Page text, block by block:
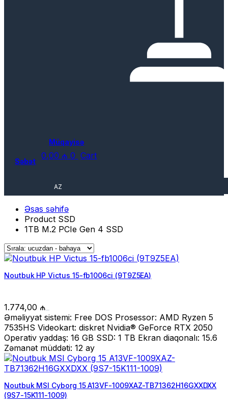
Müqayisə
0,00 ₼ 0 Cart
Səbət
AZ
Əsas səhifə
Product SSD
1TB M.2 PCIe Gen 4 SSD
Noutbuk HP Victus 15-fb1006ci (9T9Z5EA)
1.774,00 ₼
Əməliyyat sistemi: Free DOS Prosessor: AMD Ryzen 5
7535HS Videokart: diskret Nvidia® GeForce RTX 2050
Operativ yaddaş: 16 GB SSD: 1 TB Ekran diaqonalı: 15.6
Zəmanət müddəti: 12 ay
Noutbuk MSI Cyborg 15 A13VF-1009XAZ-TB71362H16GXXDXX
(9S7-15K111-1009)